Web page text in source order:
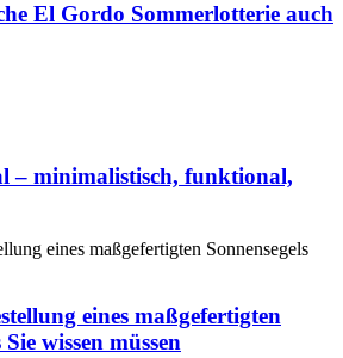
El Gordo Sommerlotterie auch
– minimalistisch, funktional,
eines maßgefertigten
wissen müssen